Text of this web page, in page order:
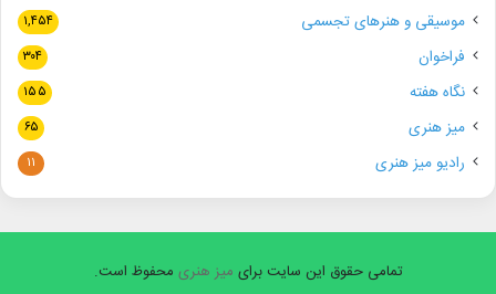
موسیقی و هنرهای تجسمی ۱,۴۵۴
فراخوان ۳۰۴
نگاه هفته ۱۵۵
میز هنری ۶۵
رادیو میز هنری ۱۱
تمامی حقوق این سایت برای میز هنری محفوظ است.